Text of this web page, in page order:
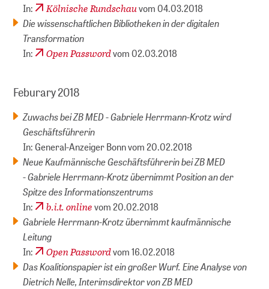
In:
Kölnische Rundschauvom 04.03.2018
Die wissenschaftlichen Bibliotheken in der digitalen
Transformation
In: Open Passwordvom 02.03.2018
Feburary 2018
Zuwachs bei ZB MED - Gabriele Herrmann-Krotz wird
Geschäftsführerin
In: General-Anzeiger Bonn vom 20.02.2018
Neue Kaufmännische Geschäftsführerin bei ZB MED
- Gabriele Herrmann-Krotz übernimmt Position an der
Spitze des Informationszentrums
In: b.i.t. onlinevom 20.02.2018
Gabriele Herrmann-Krotz übernimmt kaufmännische
Leitung
In: Open Passwordvom 16.02.2018
Das Koalitionspapier ist ein großer Wurf. Eine Analyse von
Dietrich Nelle, Interimsdirektor von ZB MED